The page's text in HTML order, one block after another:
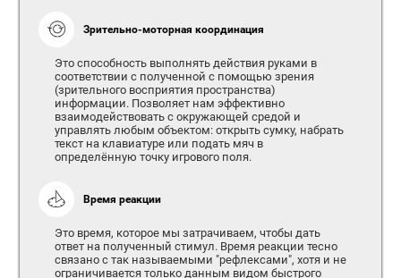
Зрительно-моторная координация
Это способность выполнять действия руками в
соответствии с полученной с помощью зрения
(зрительного восприятия пространства)
информации. Позволяет нам эффективно
взаимодействовать с окружающей средой и
управлять любым объектом: открыть сумку, набрать
текст на клавиатуре или подать мяч в
определённую точку игрового поля.
Время реакции
Это время, которое мы затрачиваем, чтобы дать
ответ на полученный стимул. Время реакции тесно
связано с так называемыми "рефлексами", хотя и не
ограничивается только данным видом быстрого